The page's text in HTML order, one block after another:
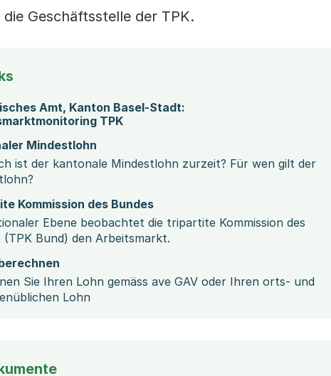
Geschäftsstelle der TPK.
Amt, Kanton Basel-Stadt:
TPK
Mindestlohn
ist der kantonale Mindestlohn zurzeit? Für wen gilt der
Kommission des Bundes
Ebene beobachtet die tripartite Kommission des
(TPK Bund) den Arbeitsmarkt.
Sie Ihren Lohn gemäss ave GAV oder Ihren orts- und
Lohn